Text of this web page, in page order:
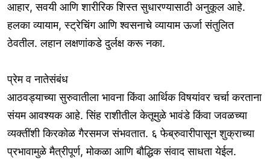
आहार, सवयी आणि शारीरिक शिस्त सुधारण्यासाठी अनुकूल आहे.
हलका व्यायाम, स्ट्रेचिंग आणि श्वसनाचे व्यायाम ऊर्जा संतुलित
ठेवतील. लहान लक्षणांकडे दुर्लक्ष करू नका.
प्रेम व नातेसंबंध
आठवड्याच्या सुरुवातीला भावना किंवा आर्थिक विषयांवर चर्चा करताना
संयम आवश्यक आहे. सिंह राशीतील केतूमुळे भावंडे किंवा जवळच्या
व्यक्तींशी किरकोळ गैरसमज संभवतात. ६ फेब्रुवारीपासून शुक्राच्या
प्रभावामुळे मैत्रीपूर्ण, मोकळा आणि बौद्धिक संवाद साधता येईल.